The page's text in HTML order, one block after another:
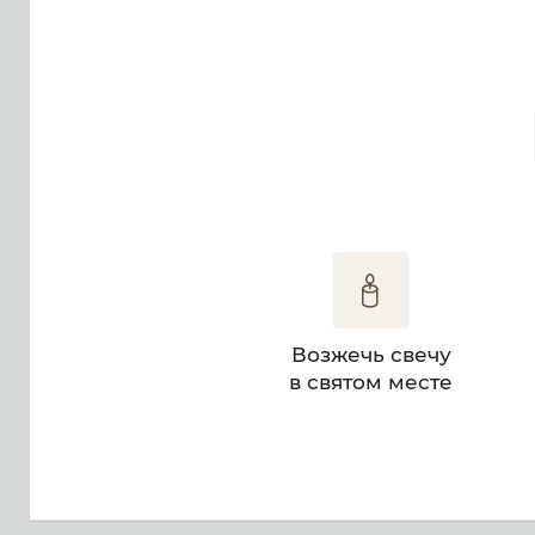
Возжечь свечу
в святом месте